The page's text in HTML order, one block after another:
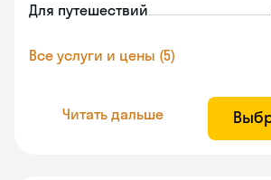
Для путешествий
Все услуги и цены (5)
Читать дальше